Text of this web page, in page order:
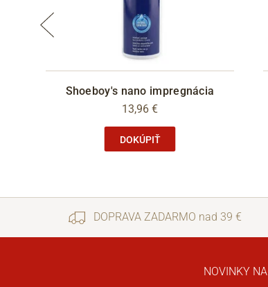
Shoeboy's nano impregnácia
13,96 €
DOKÚPIŤ
DOPRAVA ZADARMO nad 39 €
NOVINKY